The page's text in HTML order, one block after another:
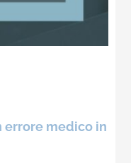
errore medico in